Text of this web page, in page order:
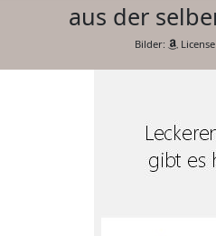
aus der
Bilder: